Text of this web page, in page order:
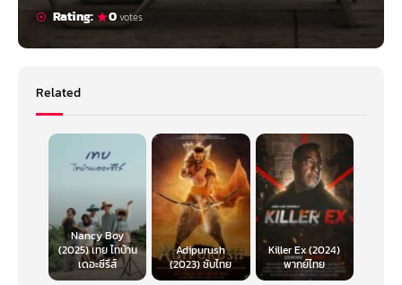
Rating:
0votes
Related
Nancy Boy
(2025) เทย ไทบ้าน
เดอะซีรีส์
Adipurush
(2023) ซับไทย
Killer Ex (2024)
พากย์ไทย